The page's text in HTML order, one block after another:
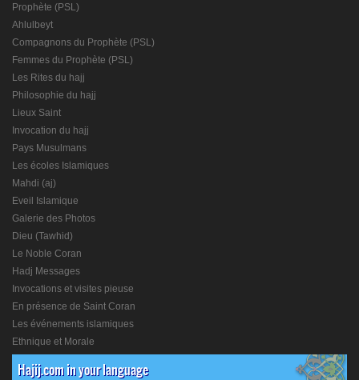
Prophète (PSL)
Ahlulbeyt
Compagnons du Prophète (PSL)
Femmes du Prophète (PSL)
Les Rites du hajj
Philosophie du hajj
Lieux Saint
Invocation du hajj
Pays Musulmans
Les écoles Islamiques
Mahdi (aj)
Eveil Islamique
Galerie des Photos
Dieu (Tawhid)
Le Noble Coran
Hadj Messages
Invocations et visites pieuse
En présence de Saint Coran
Les événements islamiques
Ethnique et Morale
Hajij.com in your language